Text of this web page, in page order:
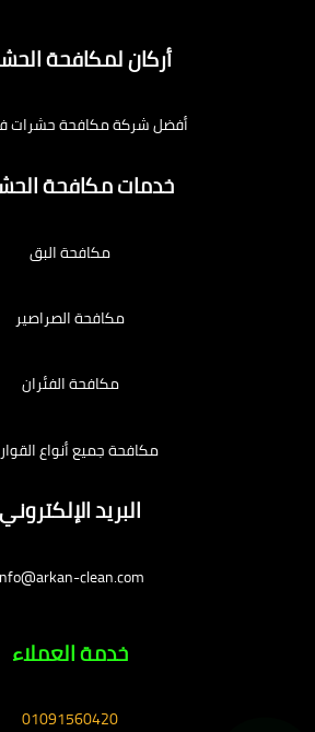
أركان لمكافحة
أفضل شركة مكافحة حشرات
خدمات مكافحة
مكافحة البق
مكافحة الصراصير
مكافحة الفئران
مكافحة جميع أنواع
البريد الإلكتروني
clean.com
خدمة العملاء
01091560420